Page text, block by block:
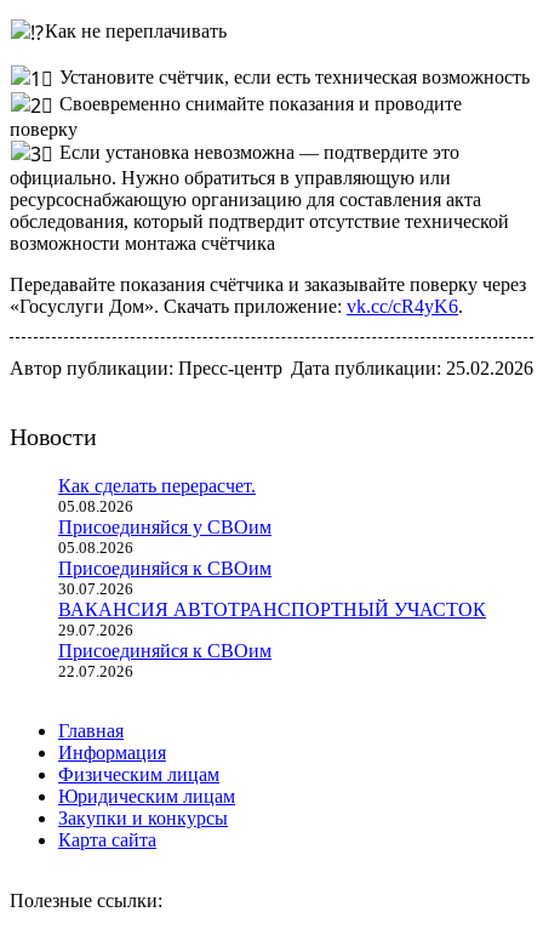
Как не переплачивать
Установите счётчик, если есть техническая возможность
Своевременно снимайте показания и проводите
поверку
Если установка невозможна — подтвердите это
официально. Нужно обратиться в управляющую или
ресурсоснабжающую организацию для составления акта
обследования, который подтвердит отсутствие технической
возможности монтажа счётчика
Передавайте показания счётчика и заказывайте поверку через
«Госуслуги Дом». Скачать приложение: vk.cc/cR4yK6.
Автор публикации: Пресс-центр Дата публикации: 25.02.2026
Новости
Как сделать перерасчет.
05.08.2026
Присоединяйся у СВОим
05.08.2026
Присоединяйся к СВОим
30.07.2026
ВАКАНСИЯ АВТОТРАНСПОРТНЫЙ УЧАСТОК
29.07.2026
Присоединяйся к СВОим
22.07.2026
Главная
Информация
Физическим лицам
Юридическим лицам
Закупки и конкурсы
Карта сайта
Полезные ссылки: